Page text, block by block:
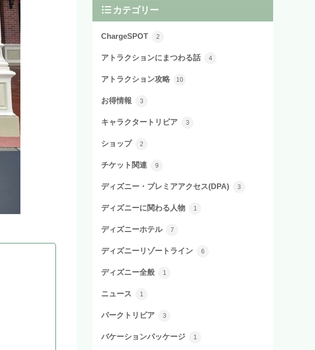
カテゴリー
ChargeSPOT 2
アトラクションにまつわる話 4
アトラクション攻略 10
お得情報 3
キャラクタートリビア 3
ショップ 2
チケット関連 9
ディズニー・プレミアアクセス(DPA) 3
ディズニーに関わる人物 1
ディズニーホテル 7
ディズニーリゾートライン 6
ディズニー全般 1
ニュース 1
パークトリビア 3
バケーションパッケージ 1